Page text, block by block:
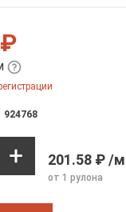
924768
201.58 ₽ /м
от 1 рулона